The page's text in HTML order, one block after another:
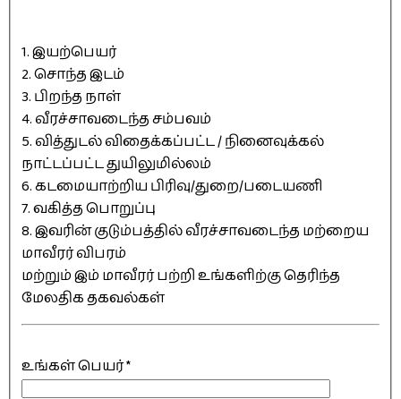
1. இயற்பெயர்
2. சொந்த இடம்
3. பிறந்த நாள்
4. வீரச்சாவடைந்த சம்பவம்
5. வித்துடல் விதைக்கப்பட்ட / நினைவுக்கல்
நாட்டப்பட்ட துயிலுமில்லம்
6. கடமையாற்றிய பிரிவு/துறை/படையணி
7. வகித்த பொறுப்பு
8. இவரின் குடும்பத்தில் வீரச்சாவடைந்த மற்றைய
மாவீரர் விபரம்
மற்றும் இம் மாவீரர் பற்றி உங்களிற்கு தெரிந்த
மேலதிக தகவல்கள்
உங்கள் பெயர்*